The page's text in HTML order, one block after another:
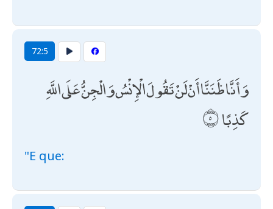
72:5
وَأَنَّا ظَنَنَّا أَنْ لَنْ تَقُولَ الْإِنْسُ وَالْجِنُّ عَلَى اللَّهِ
كَذِبًا
"E que: